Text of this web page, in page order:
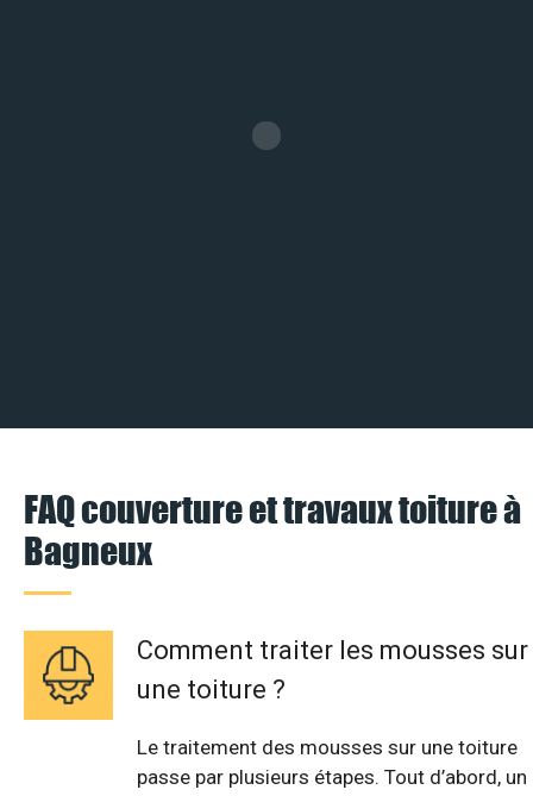
FAQ couverture et travaux toiture à
Bagneux
Comment traiter les mousses sur
une toiture ?
Le traitement des mousses sur une toiture
passe par plusieurs étapes. Tout d’abord, un